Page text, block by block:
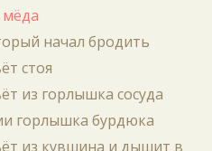
мёда
начал бродить
стоя
из горлышка сосуда
горлышка бурдюка
из кувшина и дышит в